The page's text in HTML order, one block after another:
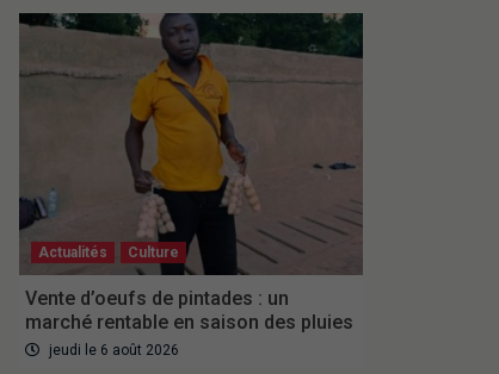
Actualités Culture
Vente d’oeufs de pintades : un
marché rentable en saison des pluies
jeudi le 6 août 2026